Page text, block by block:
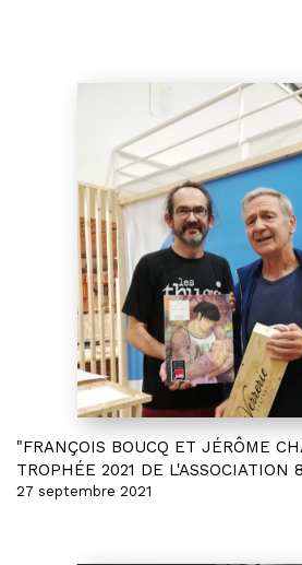
"FRANÇOIS BOUCQ ET JÉRÔME
TROPHÉE 2021 DE L'ASSOCIATION
27 septembre 2021